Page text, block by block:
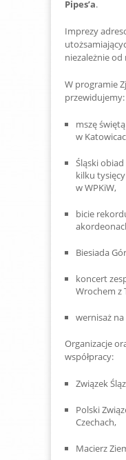
Pipes’a.
Imprezy
niezależnie od
W programie
przewidujemy:
mszę
w
Śląski
kilku
w WPKiW,
bicie
Biesiada
koncert
Wrochem z
wernisaż
Organizacje
współpracy:
Związek
Polski
Czechach,
Macierz